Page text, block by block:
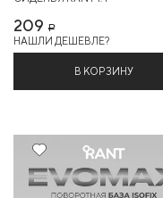
209 Р
НАШЛИ ДЕШЕВЛЕ?
В КОРЗИНУ